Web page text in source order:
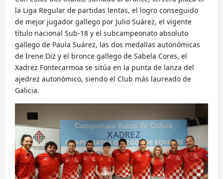
la Liga Regular de partidas lentas, el logro conseguido
de mejor jugador gallego por Julio Suárez, el vigente
título nacional Sub-18 y el subcampeonato absoluto
gallego de Paula Suárez, las dos medallas autonómicas
de Irene Diz y el bronce gallego de Sabela Cores, el
Xadrez Fontecarmoa se sitúa en la punta de lanza del
ajedrez autonómico, siendo el Club más laureado de
Galicia.